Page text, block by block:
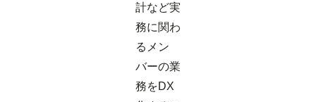
計など実
務に関わ
るメン
バーの業
務をDX